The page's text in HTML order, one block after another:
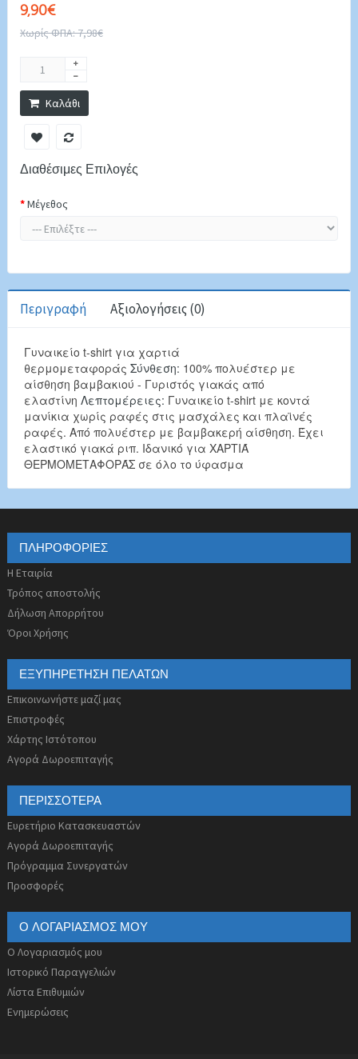
9,90€
Χωρίς ΦΠΑ: 7,98€
Καλάθι
Διαθέσιμες Επιλογές
Μέγεθος
Περιγραφή Αξιολογήσεις (0)
Γυναικείο t-shirt για χαρτιά
θερμομεταφοράς Σύνθεση: 100% πολυέστερ με
αίσθηση βαμβακιού - Γυριστός γιακάς από
ελαστίνη Λεπτομέρειες: Γυναικείο t-shirt με κοντά
μανίκια χωρίς ραφές στις μασχάλες και πλαϊνές
ραφές. Από πολυέστερ με βαμβακερή αίσθηση. Έχει
ελαστικό γιακά ριπ. Ιδανικό για ΧΑΡΤΙΆ
ΘΕΡΜΟΜΕΤΑΦΟΡΆΣ σε όλο το ύφασμα
ΠΛΗΡΟΦΟΡΊΕΣ
Η Εταιρία
Τρόπος αποστολής
Δήλωση Απορρήτου
Όροι Χρήσης
ΕΞΥΠΗΡΈΤΗΣΗ ΠΕΛΑΤΏΝ
Επικοινωνήστε μαζί μας
Επιστροφές
Χάρτης Ιστότοπου
Αγορά Δωροεπιταγής
ΠΕΡΙΣΣΌΤΕΡΑ
Ευρετήριο Κατασκευαστών
Αγορά Δωροεπιταγής
Πρόγραμμα Συνεργατών
Προσφορές
Ο ΛΟΓΑΡΙΑΣΜΌΣ ΜΟΥ
Ο Λογαριασμός μου
Ιστορικό Παραγγελιών
Λίστα Επιθυμιών
Ενημερώσεις